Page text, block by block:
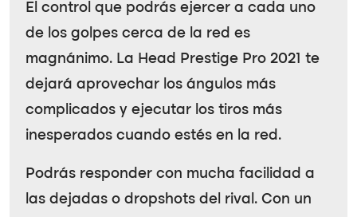
El control que podrás ejercer a cada uno
de los golpes cerca de la red es
magnánimo. La Head Prestige Pro 2021 te
dejará aprovechar los ángulos más
complicados y ejecutar los tiros más
inesperados cuando estés en la red.
Podrás responder con mucha facilidad a
las dejadas o dropshots del rival. Con un